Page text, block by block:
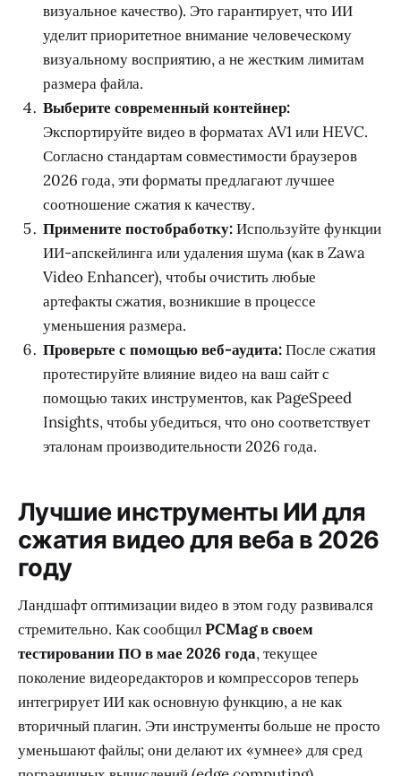
визуальное качество). Это гарантирует, что ИИ
уделит приоритетное внимание человеческому
визуальному восприятию, а не жестким лимитам
размера файла.
Выберите современный контейнер:
Экспортируйте видео в форматах AV1 или HEVC.
Согласно стандартам совместимости браузеров
2026 года, эти форматы предлагают лучшее
соотношение сжатия к качеству.
Примените постобработку:Используйте функции
ИИ-апскейлинга или удаления шума (как в Zawa
Video Enhancer), чтобы очистить любые
артефакты сжатия, возникшие в процессе
уменьшения размера.
Проверьте с помощью веб-аудита:После сжатия
протестируйте влияние видео на ваш сайт с
помощью таких инструментов, как PageSpeed
Insights, чтобы убедиться, что оно соответствует
эталонам производительности 2026 года.
Лучшие инструменты ИИ для
сжатия видео для веба в 2026
году
Ландшафт оптимизации видео в этом году развивался
стремительно. Как сообщилPCMag в своем
тестировании ПО в мае 2026 года, текущее
поколение видеоредакторов и компрессоров теперь
интегрирует ИИ как основную функцию, а не как
вторичный плагин. Эти инструменты больше не просто
уменьшают файлы; они делают их «умнее» для сред